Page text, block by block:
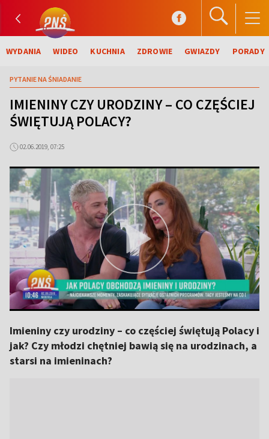
WYDANIA WIDEO KUCHNIA ZDROWIE GWIAZDY PORADY
PYTANIE NA ŚNIADANIE
IMIENINY CZY URODZINY – CO CZĘŚCIEJ
ŚWIĘTUJĄ POLACY?
02.06.2019, 07:25
Imieniny czy urodziny – co częściej świętują Polacy i
jak? Czy młodzi chętniej bawią się na urodzinach, a
starsi na imieninach?